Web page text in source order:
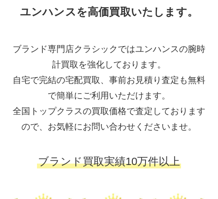
ユンハンスを高価買取いたします。
ブランド専門店クラシックではユンハンスの腕時
計買取を強化しております。
自宅で完結の宅配買取、事前お見積り査定も無料
で簡単にご利用いただけます。
全国トップクラスの買取価格で査定しております
ので、お気軽にお問い合わせくださいませ。
ブランド買取実績10万件以上